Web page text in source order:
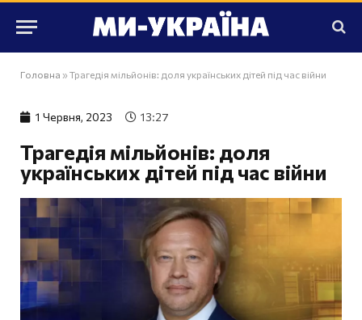
Головна » Трагедія мільйонів: доля українських дітей під час війни
1 Червня, 2023 13:27
Трагедія мільйонів: доля
українських дітей під час війни